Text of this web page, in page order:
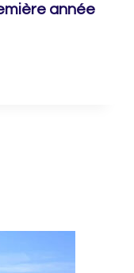
année